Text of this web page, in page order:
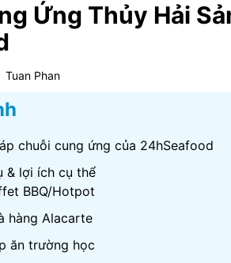
Ứng Thủy Hải
Tuan Phan
chuỗi cung ứng của 24hSeafood
& lợi ích cụ thể
BBQ/Hotpot
hàng Alacarte
ăn trường học